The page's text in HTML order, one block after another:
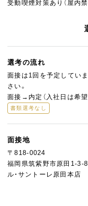
受動喫煙対策あり（屋内禁
選考の流れ
面接は1回を予定してい
さい。
面接→内定（入社日は希
書類選考なし
面接地
〒818-0024
福岡県筑紫野市原田1-3-8
ル・サントーレ原田本店